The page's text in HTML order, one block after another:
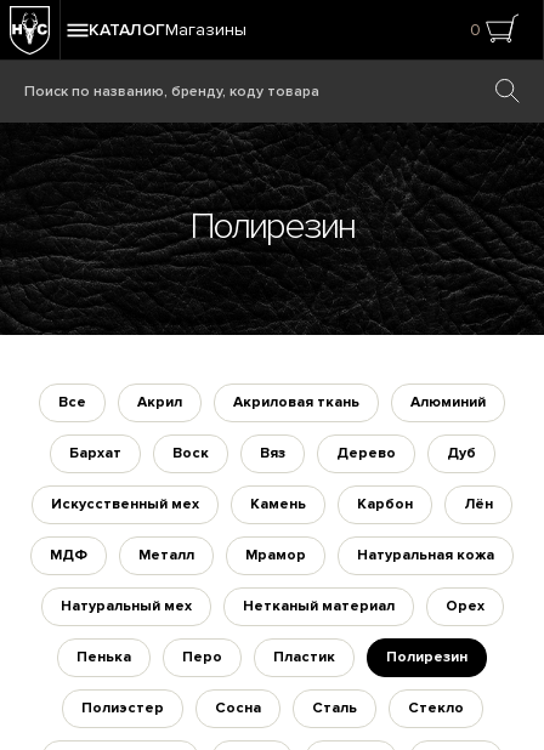
КАТАЛОГМагазины 0
Полирезин
Все Акрил Акриловая ткань Алюминий
Бархат Воск Вяз Дерево Дуб
Искусственный мех Камень Карбон Лён
МДФ Металл Мрамор Натуральная кожа
Натуральный мех Нетканый материал Орех
Пенька Перо Пластик Полирезин
Полиэстер Сосна Сталь Стекло